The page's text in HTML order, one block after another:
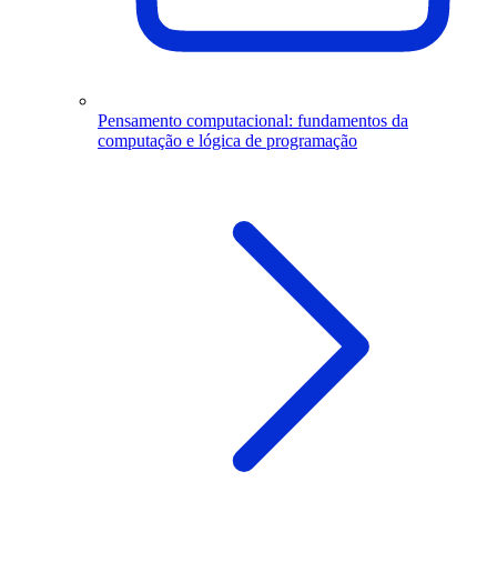
Pensamento computacional: fundamentos da
computação e lógica de programação